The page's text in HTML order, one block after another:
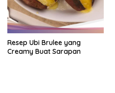
Resep Ubi Brulee yang
Creamy Buat Sarapan